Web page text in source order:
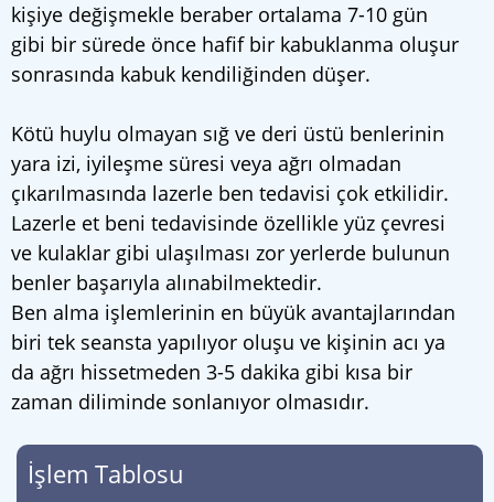
kişiye değişmekle beraber ortalama 7-10 gün
gibi bir sürede önce hafif bir kabuklanma oluşur
sonrasında kabuk kendiliğinden düşer.
Kötü huylu olmayan sığ ve deri üstü benlerinin
yara izi, iyileşme süresi veya ağrı olmadan
çıkarılmasında lazerle ben tedavisi çok etkilidir.
Lazerle et beni tedavisinde özellikle yüz çevresi
ve kulaklar gibi ulaşılması zor yerlerde bulunun
benler başarıyla alınabilmektedir.
Ben alma işlemlerinin en büyük avantajlarından
biri tek seansta yapılıyor oluşu ve kişinin acı ya
da ağrı hissetmeden 3-5 dakika gibi kısa bir
zaman diliminde sonlanıyor olmasıdır.
İşlem Tablosu